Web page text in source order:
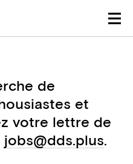
de
et
votre lettre de
jobs@dds.plus.